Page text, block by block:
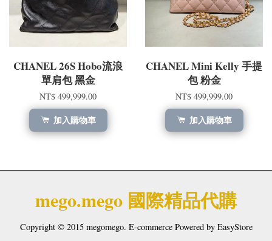
CHANEL 26S Hobo流浪
單肩包 黑金
NT$ 499,999.00
加入購物車
CHANEL Mini Kelly 手提
包 粉金
NT$ 499,999.00
加入購物車
mego.mego 國際精品代購
Copyright © 2015 megomego. E-commerce Powered by EasyStore